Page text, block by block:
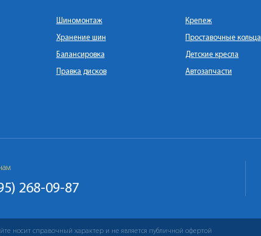
Шиномонтаж
Хранение шин
Балансировка
Правка дисков
Крепеж
Проставочные кольца
Детские кресла
Автозапчасти
268-09-87
носит справочный характер и не является публичной офертой